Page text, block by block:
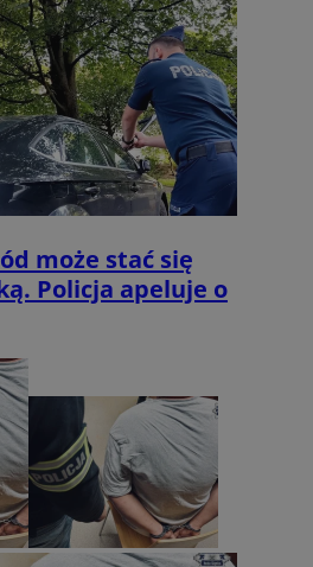
może stać się
Policja apeluje o